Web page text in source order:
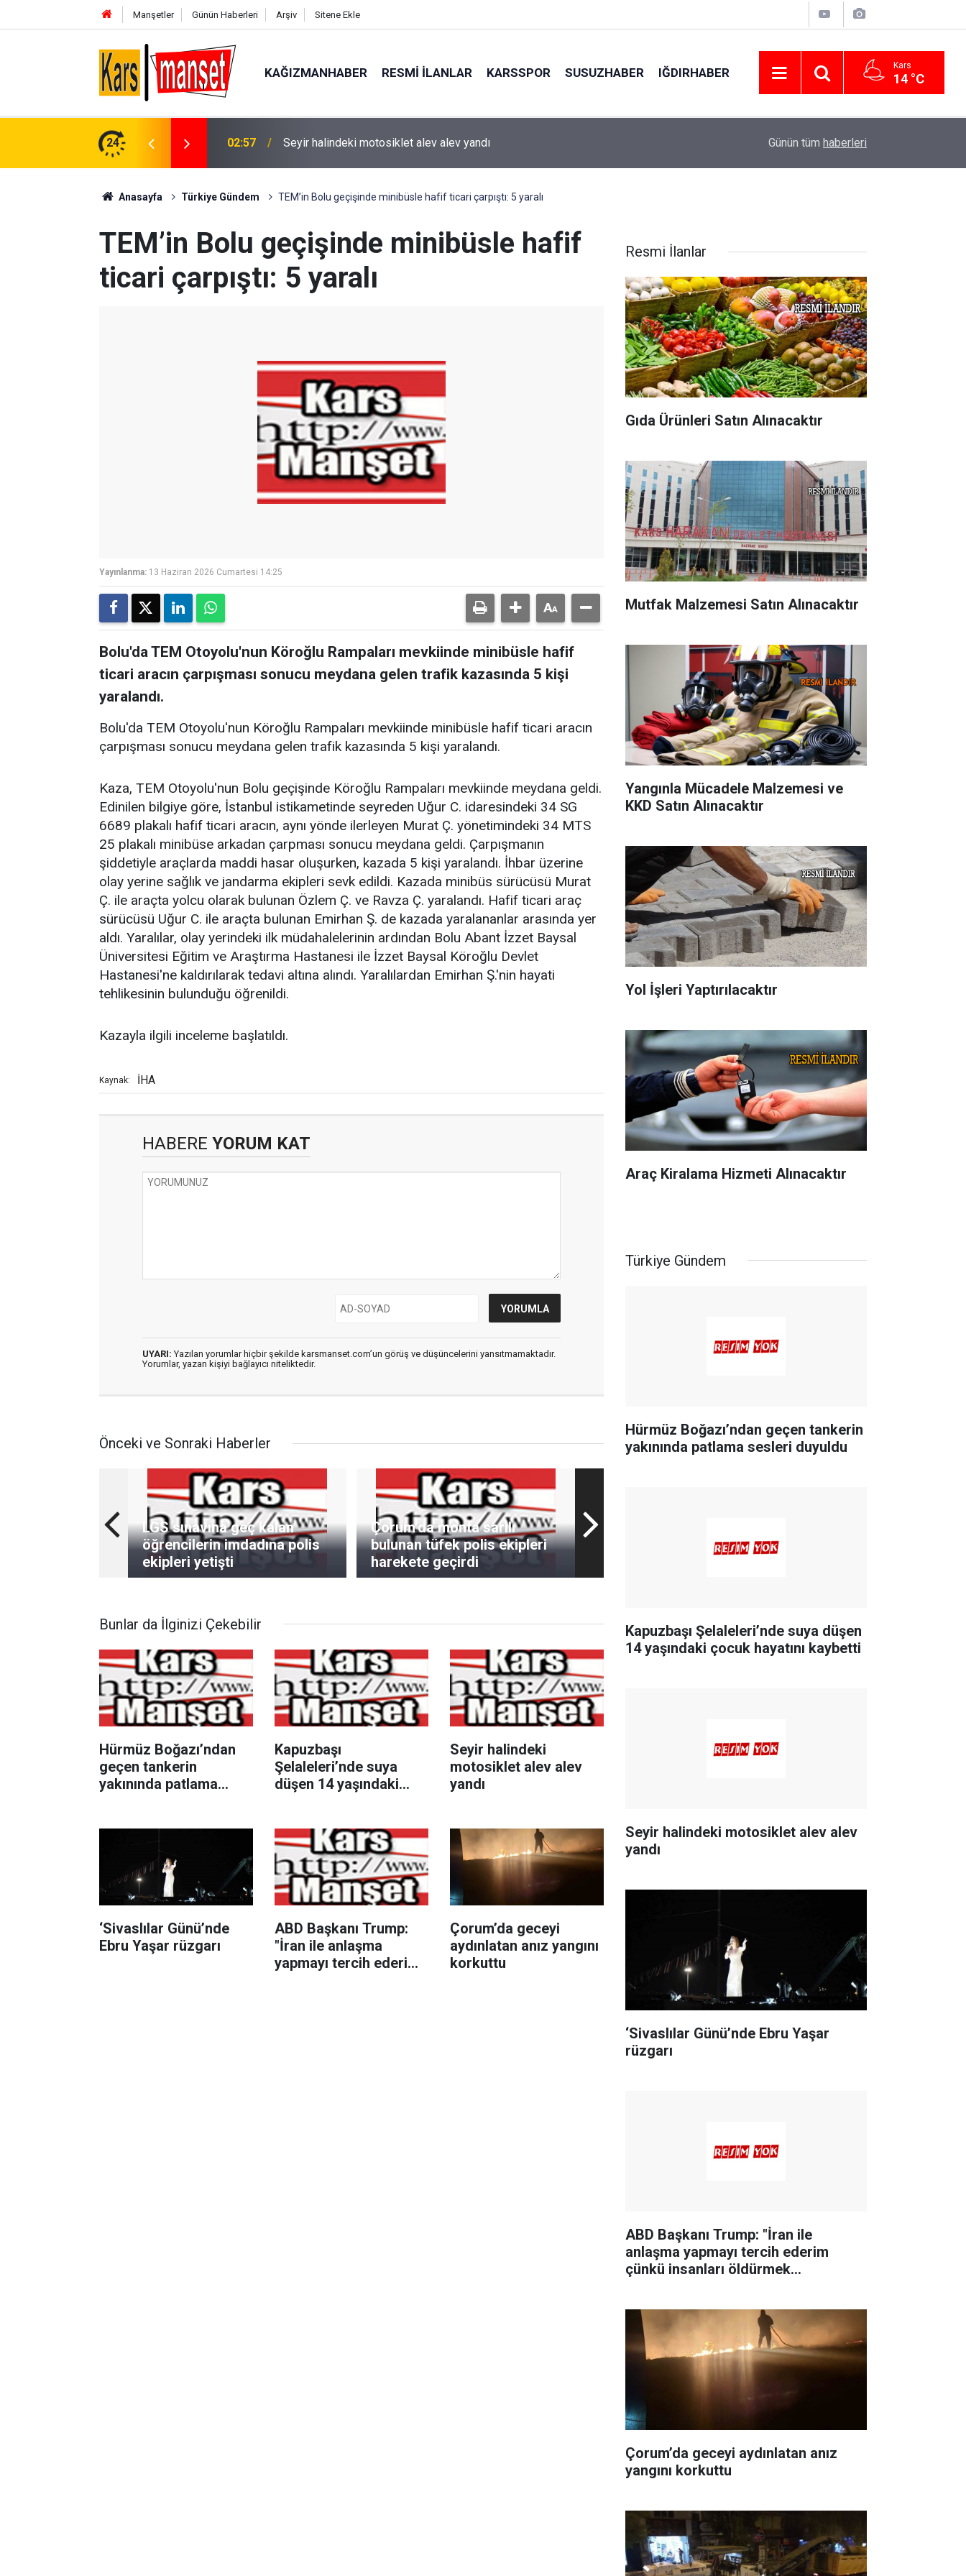
Manşetler Günün Haberleri Arşiv Sitene Ekle
KAĞIZMANHABER RESMI İLANLAR KARSSPOR SUSUZHABER IĞDIRHABER Kars
14 °C
24
14 yaşındaki çocuk hayatını kaybetti 02:57 Seyir halindeki motosiklet alev alev yandı ‘Sivaslılar Günü’nde Ebru Yaşar rüzgarı
Günün tüm haberleri
Anasayfa Türkiye Gündem TEM’in Bolu geçişinde minibüsle hafif ticari çarpıştı: 5 yaralı
TEM’in Bolu geçişinde minibüsle hafif
ticari çarpıştı: 5 yaralı
Yayınlanma: 13 Haziran 2026 Cumartesi 14:25
Bolu'da TEM Otoyolu'nun Köroğlu Rampaları mevkiinde minibüsle hafif
ticari aracın çarpışması sonucu meydana gelen trafik kazasında 5 kişi
yaralandı.
Bolu'da TEM Otoyolu'nun Köroğlu Rampaları mevkiinde minibüsle hafif ticari aracın
çarpışması sonucu meydana gelen trafik kazasında 5 kişi yaralandı.
Kaza, TEM Otoyolu'nun Bolu geçişinde Köroğlu Rampaları mevkiinde meydana geldi.
Edinilen bilgiye göre, İstanbul istikametinde seyreden Uğur C. idaresindeki 34 SG
6689 plakalı hafif ticari aracın, aynı yönde ilerleyen Murat Ç. yönetimindeki 34 MTS
25 plakalı minibüse arkadan çarpması sonucu meydana geldi. Çarpışmanın
şiddetiyle araçlarda maddi hasar oluşurken, kazada 5 kişi yaralandı. İhbar üzerine
olay yerine sağlık ve jandarma ekipleri sevk edildi. Kazada minibüs sürücüsü Murat
Ç. ile araçta yolcu olarak bulunan Özlem Ç. ve Ravza Ç. yaralandı. Hafif ticari araç
sürücüsü Uğur C. ile araçta bulunan Emirhan Ş. de kazada yaralananlar arasında yer
aldı. Yaralılar, olay yerindeki ilk müdahalelerinin ardından Bolu Abant İzzet Baysal
Üniversitesi Eğitim ve Araştırma Hastanesi ile İzzet Baysal Köroğlu Devlet
Hastanesi'ne kaldırılarak tedavi altına alındı. Yaralılardan Emirhan Ş.'nin hayati
tehlikesinin bulunduğu öğrenildi.
Kazayla ilgili inceleme başlatıldı.
Kaynak: İHA
HABERE YORUM KAT
UYARI: Yazılan yorumlar hiçbir şekilde karsmanset.com’un görüş ve düşüncelerini yansıtmamaktadır.
Yorumlar, yazan kişiyi bağlayıcı niteliktedir.
Önceki ve Sonraki Haberler
LGS sınavına geç kalan
öğrencilerin imdadına polis
ekipleri yetişti
Çorum’da monta sarılı
bulunan tüfek polis ekipleri
harekete geçirdi
Bunlar da İlginizi Çekebilir
Hürmüz Boğazı’ndan
geçen tankerin
yakınında patlama
Kapuzbaşı
Şelaleleri’nde suya
düşen 14 yaşındaki
Seyir halindeki
motosiklet alev alev
yandı
‘Sivaslılar Günü’nde
Ebru Yaşar rüzgarı
ABD Başkanı Trump:
"İran ile anlaşma
yapmayı tercih ederim
Çorum’da geceyi
aydınlatan anız yangını
korkuttu
Resmi İlanlar
Gıda Ürünleri Satın Alınacaktır
Mutfak Malzemesi Satın Alınacaktır
Yangınla Mücadele Malzemesi ve
KKD Satın Alınacaktır
Yol İşleri Yaptırılacaktır
Araç Kiralama Hizmeti Alınacaktır
Türkiye Gündem
Hürmüz Boğazı’ndan geçen tankerin
yakınında patlama sesleri duyuldu
Kapuzbaşı Şelaleleri’nde suya düşen
14 yaşındaki çocuk hayatını kaybetti
Seyir halindeki motosiklet alev alev
yandı
‘Sivaslılar Günü’nde Ebru Yaşar
rüzgarı
ABD Başkanı Trump: "İran ile
anlaşma yapmayı tercih ederim
çünkü insanları öldürmek
Çorum’da geceyi aydınlatan anız
yangını korkuttu